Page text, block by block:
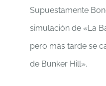
Supuestamente
simulación de «La
pero más tarde se
de Bunker Hill».